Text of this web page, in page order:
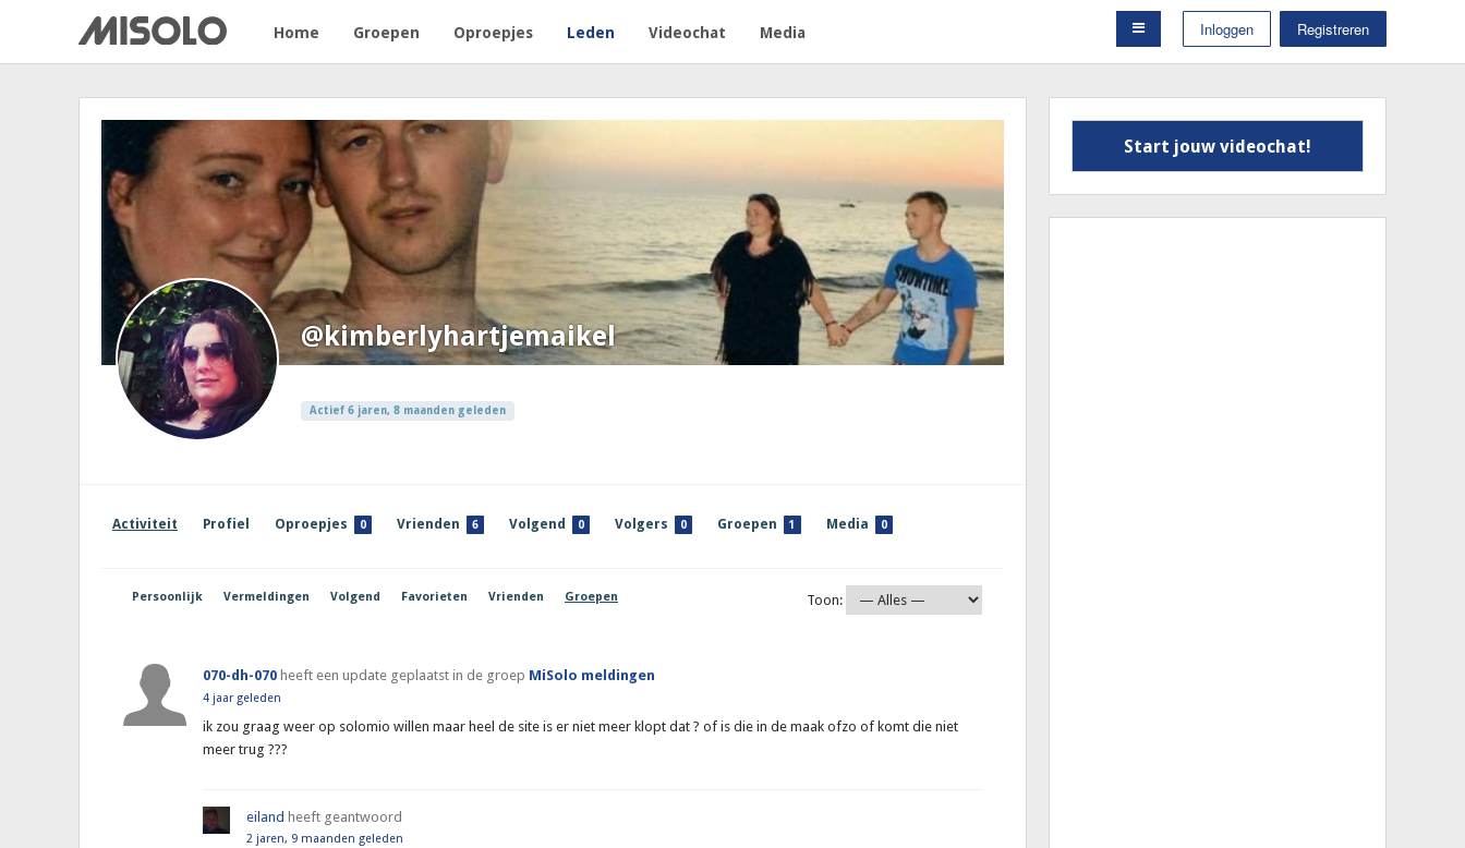
Home Groepen Oproepjes Leden Videochat Media Inloggen Registreren
@kimberlyhartjemaikel
Actief 6 jaren, 8 maanden geleden
Activiteit Profiel Oproepjes 0 Vrienden 6 Volgend 0 Volgers 0 Groepen 1 Media 0
Persoonlijk Vermeldingen Volgend Favorieten Vrienden Groepen Toon:
070-dh-070 heeft een update geplaatst in de groep MiSolo meldingen
4 jaar geleden
ik zou graag weer op solomio willen maar heel de site is er niet meer klopt dat ? of is die in de maak ofzo of komt die niet
meer trug ???
eiland heeft geantwoord
2 jaren, 9 maanden geleden
Start jouw videochat!